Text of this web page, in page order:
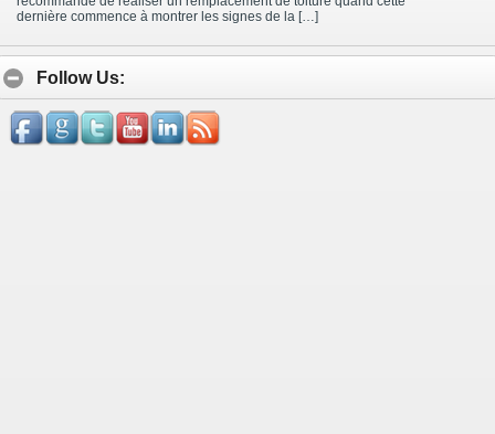
dernière commence à montrer les signes de la […]
Follow Us: